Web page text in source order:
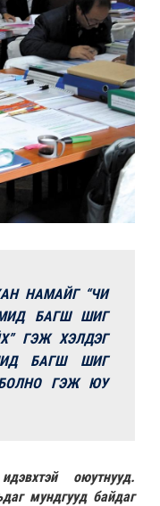
НАМАЙГ “ЧИ
БАГШ ШИГ
ГЭЖ ХЭЛДЭГ
БАГШ ШИГ
ГЭЖ ЮУ
оюутнууд.
мундгууд байдаг